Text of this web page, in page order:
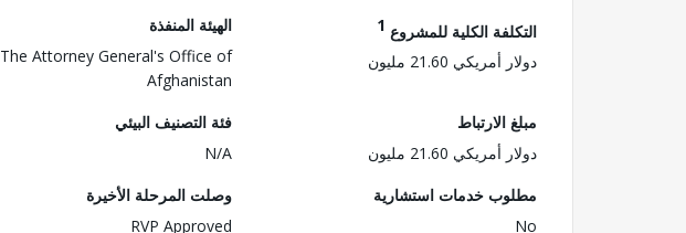
التكلفة الكلية للمشروع 1
دولار أمريكي 21.60 مليون
الهيئة المنفذة
The Attorney General's Office of
Afghanistan
مبلغ الارتباط
دولار أمريكي 21.60 مليون
فئة التصنيف البيئي
N/A
مطلوب خدمات استشارية
No
وصلت المرحلة الأخيرة
RVP Approved